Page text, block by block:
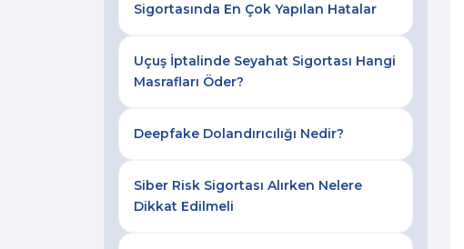
Sigortasında En Çok Yapılan Hatalar
Uçuş İptalinde Seyahat Sigortası Hangi
Masrafları Öder?
Deepfake Dolandırıcılığı Nedir?
Siber Risk Sigortası Alırken Nelere
Dikkat Edilmeli